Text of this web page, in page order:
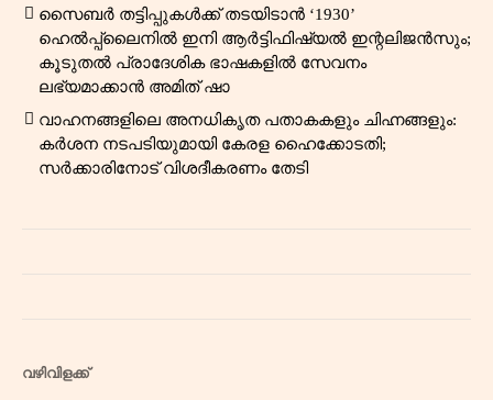
സൈബർ തട്ടിപ്പുകൾക്ക് തടയിടാൻ ‘1930’
ഹെൽപ്പ്‌ലൈനിൽ ഇനി ആർട്ടിഫിഷ്യൽ ഇന്റലിജൻസും;
കൂടുതൽ പ്രാദേശിക ഭാഷകളിൽ സേവനം
ലഭ്യമാക്കാൻ അമിത് ഷാ
വാഹനങ്ങളിലെ അനധികൃത പതാകകളും ചിഹ്നങ്ങളും:
കർശന നടപടിയുമായി കേരള ഹൈക്കോടതി;
സർക്കാരിനോട് വിശദീകരണം തേടി
വഴിവിളക്ക്